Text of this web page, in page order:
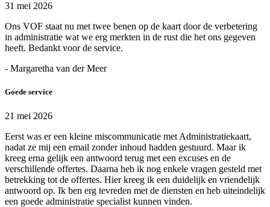
31 mei 2026
Ons VOF staat nu met twee benen op de kaart door de verbetering
in administratie wat we erg merkten in de rust die het ons gegeven
heeft. Bedankt voor de service.
- Margaretha van der Meer
Goede service
21 mei 2026
Eerst was er een kleine miscommunicatie met Administratiekaart,
nadat ze mij een email zonder inhoud hadden gestuurd. Maar ik
kreeg erna gelijk een antwoord terug met een excuses en de
verschillende offertes. Daarna heb ik nog enkele vragen gesteld met
betrekking tot de offertes. Hier kreeg ik een duidelijk en vriendelijk
antwoord op. Ik ben erg tevreden met de diensten en heb uiteindelijk
een goede administratie specialist kunnen vinden.